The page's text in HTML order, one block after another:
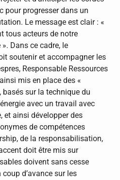
pour progresser dans un
Le message est clair : «
tous acteurs de notre
Dans ce cadre, le
soutenir et accompagner les
Responsable Ressources
mis en place des «
sur la technique du
avec un travail avec
et ainsi développer des
de compétences
de la responsabilisation,
doit être mis sur
doivent sans cesse
d’avance sur les